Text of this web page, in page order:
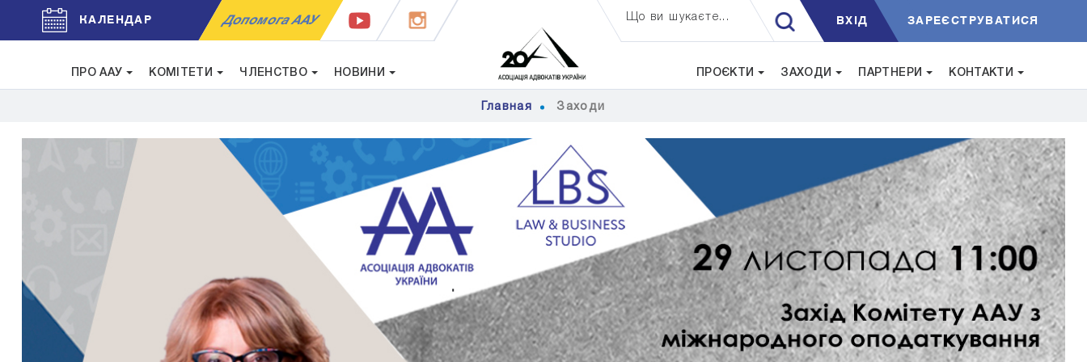
КАЛЕНДАР Допомога ААУ Що ви шукаєте... ВXIД ЗАРЕЄСТРУВАТИСЯ
ПРО ААУ КОМІТЕТИ ЧЛЕНСТВО НОВИНИ ПРОЄКТИ ЗАХОДИ ПАРТНЕРИ КОНТАКТИ
Главная Заходи